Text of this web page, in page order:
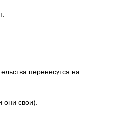
перенесутся на
они свои).